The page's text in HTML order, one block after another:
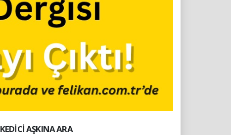
KEDİCİ AŞKINA ARA